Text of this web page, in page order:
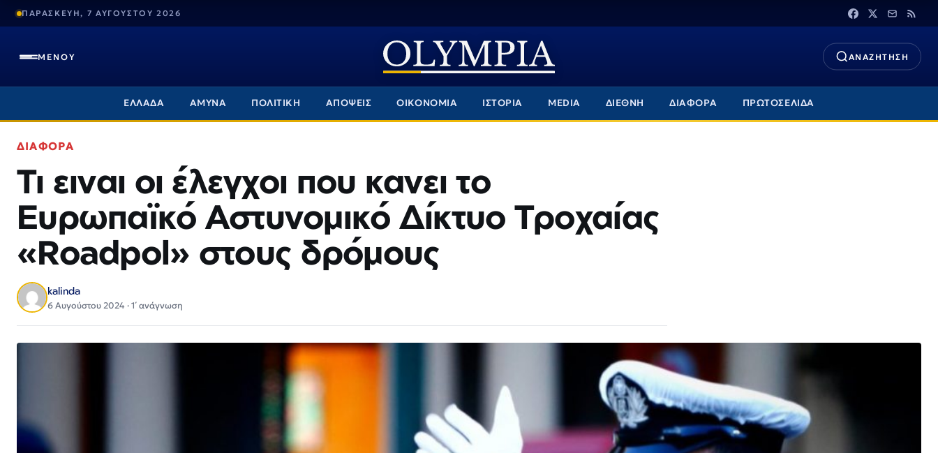
ΠΑΡΑΣΚΕΥΗ, 7 ΑΥΓΟΥΣΤΟΥ 2026
ΜΕΝΟΥ ΑΝΑΖΗΤΗΣΗ
ΕΛΛΑΔΑ ΑΜΥΝΑ ΠΟΛΙΤΙΚΗ ΑΠΟΨΕΙΣ ΟΙΚΟΝΟΜΙΑ ΙΣΤΟΡΙΑ MEDIA ΔΙΕΘΝΗ ΔΙΑΦΟΡΑ ΠΡΩΤΟΣΕΛΙΔΑ
ΔΙΑΦΟΡΑ
Τι ειναι οι έλεγχοι που κανει το
Ευρωπαϊκό Αστυνομικό Δίκτυο Τροχαίας
«Roadpol» στους δρόμους
kalinda
6 Αυγούστου 2024 · 1΄ ανάγνωση